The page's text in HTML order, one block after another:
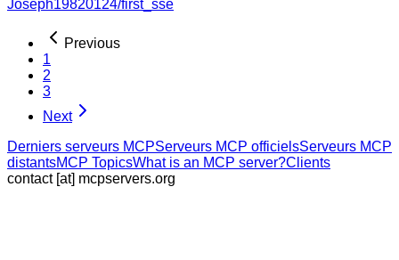
Joseph19820124/first_sse
Previous
1
2
3
Next
Derniers serveurs MCPServeurs MCP officielsServeurs MCP
distantsMCP TopicsWhat is an MCP server?Clients
contact [at] mcpservers.org